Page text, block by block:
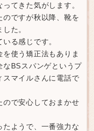
てきた気がします。
のですが秋以降、靴を
た。
る感じです。
使う矯正法もありま
なBSスパンゲというプ
スマイルさんに電話で
ので安心しておまかせ
たようで、一番強力な